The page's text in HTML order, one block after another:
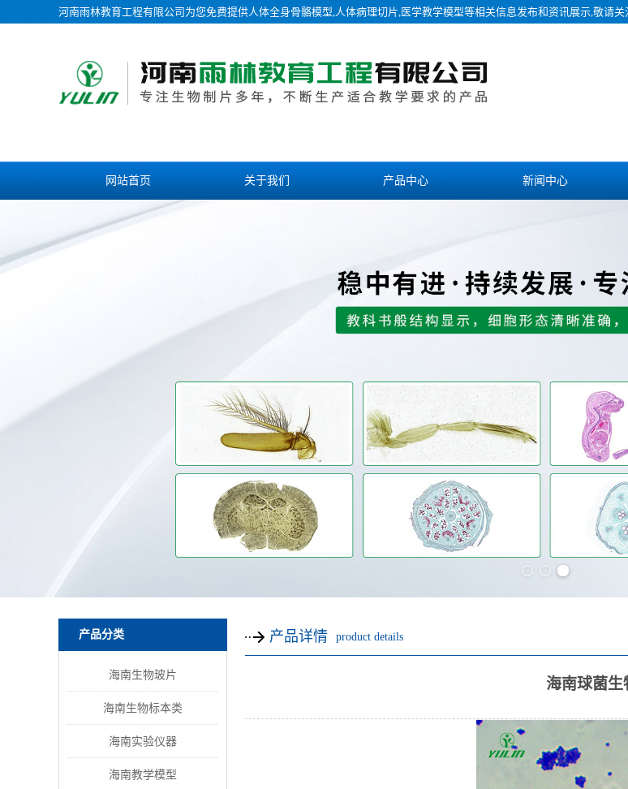
河南雨林教育工程有限公司为您免费提供人体全身骨骼模型,人体病理切片,医学教学模型等相关信息发布和资讯展示,敬请关
网站首页 关于我们 产品中心 新闻中心
产品分类
海南生物玻片
海南生物标本类
海南实验仪器
海南教学模型
产品详情 product details
海南球菌生